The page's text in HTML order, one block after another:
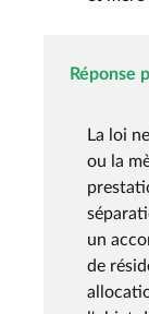
Réponse
La loi
ou la
un
de